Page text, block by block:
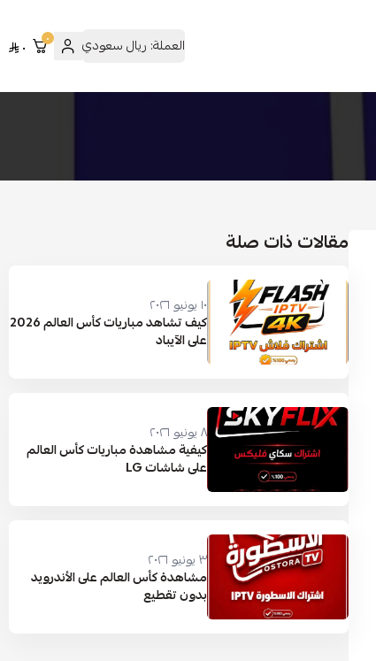
العملة: ريال سعودي ٠ ٠
مقالات ذات صلة
١٠ يونيو ٢٠٢٦
كيف تشاهد مباريات كأس العالم 2026
على الآيباد
٨ يونيو ٢٠٢٦
كيفية مشاهدة مباريات كأس العالم
على شاشات LG
٣ يونيو ٢٠٢٦
مشاهدة كأس العالم على الأندرويد
بدون تقطيع